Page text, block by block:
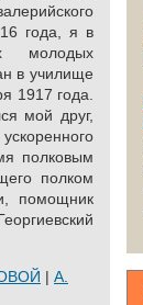
года, я в
молодых
в училище
1917 года.
мой друг,
пол­ковым
полком
помощ­ник
| А.